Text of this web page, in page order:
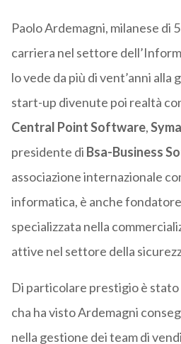
Paolo Ardemagni, milanese di
carriera nel settore
lo vede da più di vent’anni
start-up divenute poi realtà
Central Point Software,
presidente di Bsa-Business
associazione internazionale
informatica, è anche
specializzata nella
attive nel settore della
Di particolare prestigio è stato
cha ha visto Ardemagni
nella gestione dei team di